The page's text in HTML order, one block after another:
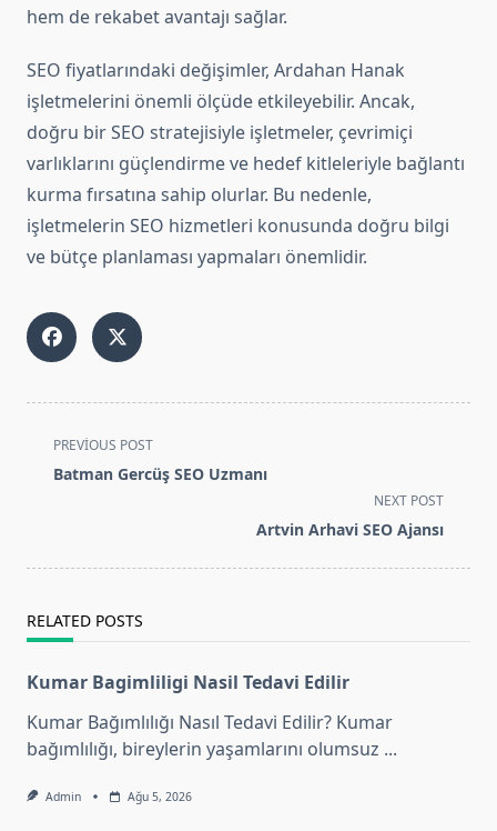
hem de rekabet avantajı sağlar.
SEO fiyatlarındaki değişimler, Ardahan Hanak
işletmelerini önemli ölçüde etkileyebilir. Ancak,
doğru bir SEO stratejisiyle işletmeler, çevrimiçi
varlıklarını güçlendirme ve hedef kitleleriyle bağlantı
kurma fırsatına sahip olurlar. Bu nedenle,
işletmelerin SEO hizmetleri konusunda doğru bilgi
ve bütçe planlaması yapmaları önemlidir.
<span
class="nav-
text">Page</span>
PREVIOUS POST
Batman Gercüş SEO Uzmanı
NEXT POST
Artvin Arhavi SEO Ajansı
RELATED POSTS
Kumar Bagimliligi Nasil Tedavi Edilir
Kumar Bağımlılığı Nasıl Tedavi Edilir? Kumar
bağımlılığı, bireylerin yaşamlarını olumsuz ...
Admin Ağu 5, 2026